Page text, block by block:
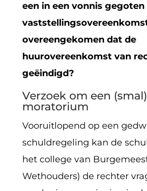
een in een vonnis gegoten
overeengekomen dat de
huurovereenkomst van
geëindigd?
Verzoek om een (smal)
moratorium
Vooruitlopend op een
schuldregeling kan de
het college van
Wethouders) de rechter